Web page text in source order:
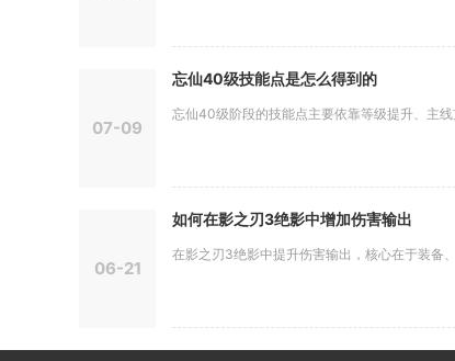
07-09
忘仙40级技能点是怎么得到的
忘仙40级阶段的技能点主要依靠等级提升、主线
06-21
如何在影之刃3绝影中增加伤害输出
在影之刃3绝影中提升伤害输出，核心在于装备